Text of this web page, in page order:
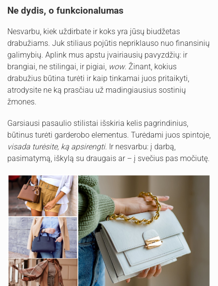
Ne dydis, o funkcionalumas
Nesvarbu, kiek uždirbate ir koks yra jūsų biudžetas
drabužiams. Juk stiliaus pojūtis nepriklauso nuo finansinių
galimybių. Aplink mus apstu įvairiausių pavyzdžių: ir
brangiai, ne stilingai, ir pigiai, wow. Žinant, kokius
drabužius būtina turėti ir kaip tinkamai juos pritaikyti,
atrodysite ne ką prasčiau už madingiausius sostinių
žmones.
Garsiausi pasaulio stilistai išskiria kelis pagrindinius,
būtinus turėti garderobo elementus. Turėdami juos spintoje,
visada turėsite, ką apsirengti. Ir nesvarbu: į darbą,
pasimatymą, iškylą su draugais ar – į svečius pas močiutę.